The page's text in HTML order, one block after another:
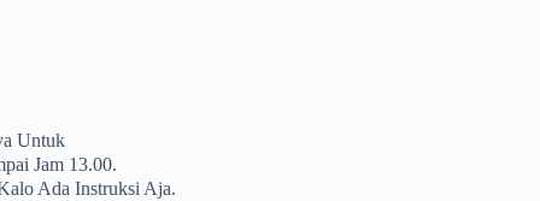
Untuk
Jam 13.00.
Ada Instruksi Aja.